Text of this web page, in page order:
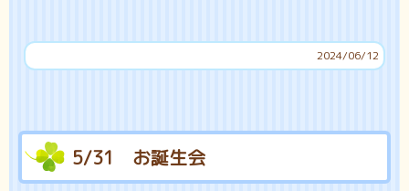
2024/06/12
5/31 お誕生会